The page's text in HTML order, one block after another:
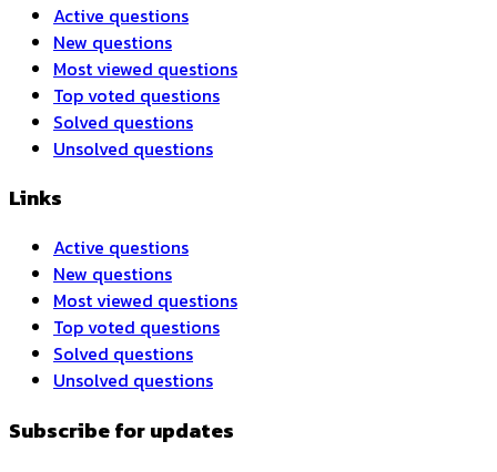
Active questions
New questions
Most viewed questions
Top voted questions
Solved questions
Unsolved questions
Links
Active questions
New questions
Most viewed questions
Top voted questions
Solved questions
Unsolved questions
Subscribe for updates